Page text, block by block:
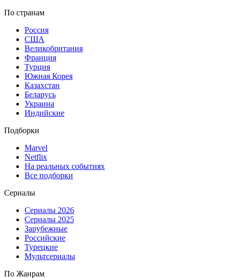
По странам
Россия
США
Великобритания
Франция
Турция
Южная Корея
Казахстан
Беларусь
Украина
Индийские
Подборки
Marvel
Netflix
На реальных событиях
Все подборки
Сериалы
Сериалы 2026
Сериалы 2025
Зарубежные
Российские
Турецкие
Мультсериалы
По Жанрам